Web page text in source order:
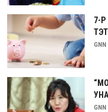
7-
GNN
GNN